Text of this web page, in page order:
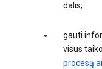
dalis;
gauti
visus
procesą